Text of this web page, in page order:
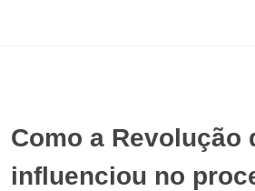
Como a Revolução
influenciou no